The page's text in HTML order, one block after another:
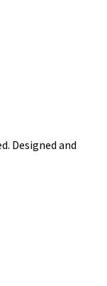
Designed and